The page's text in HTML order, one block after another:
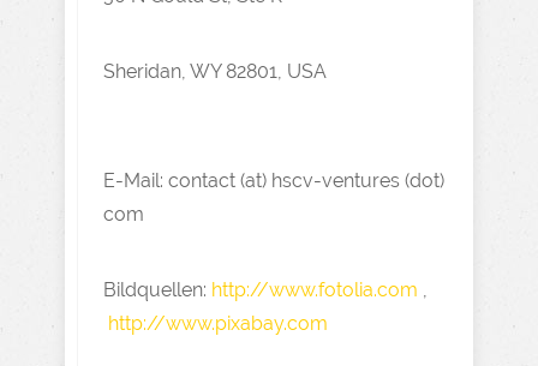
Sheridan, WY 82801, USA
E-Mail: contact (at) hscv-ventures (dot)
com
Bildquellen: http://www.fotolia.com ,
http://www.pixabay.com